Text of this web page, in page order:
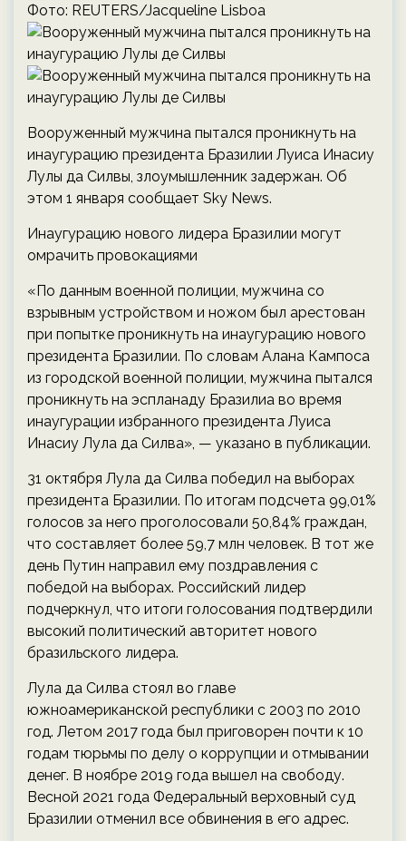
Фото: REUTERS/Jacqueline Lisboa
Вооруженный мужчина пытался проникнуть на
инаугурацию президента Бразилии Луиса Инасиу
Лулы да Силвы, злоумышленник задержан. Об
этом 1 января сообщает Sky News.
Инаугурацию нового лидера Бразилии могут
омрачить провокациями
«По данным военной полиции, мужчина со
взрывным устройством и ножом был арестован
при попытке проникнуть на инаугурацию нового
президента Бразилии. По словам Алана Кампоса
из городской военной полиции, мужчина пытался
проникнуть на эспланаду Бразилиа во время
инаугурации избранного президента Луиса
Инасиу Лула да Силва», — указано в публикации.
31 октября Лула да Силва победил на выборах
президента Бразилии. По итогам подсчета 99,01%
голосов за него проголосовали 50,84% граждан,
что составляет более 59,7 млн человек. В тот же
день Путин направил ему поздравления с
победой на выборах. Российский лидер
подчеркнул, что итоги голосования подтвердили
высокий политический авторитет нового
бразильского лидера.
Лула да Силва стоял во главе
южноамериканской республики с 2003 по 2010
год. Летом 2017 года был приговорен почти к 10
годам тюрьмы по делу о коррупции и отмывании
денег. В ноябре 2019 года вышел на свободу.
Весной 2021 года Федеральный верховный суд
Бразилии отменил все обвинения в его адрес.